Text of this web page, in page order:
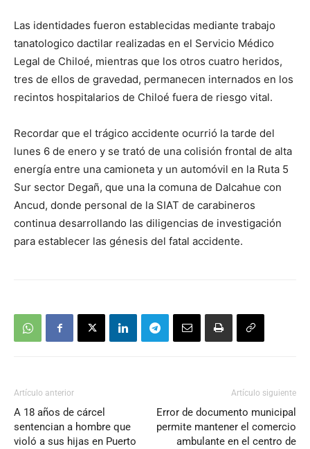
Las identidades fueron establecidas mediante trabajo
tanatologico dactilar realizadas en el Servicio Médico
Legal de Chiloé, mientras que los otros cuatro heridos,
tres de ellos de gravedad, permanecen internados en los
recintos hospitalarios de Chiloé fuera de riesgo vital.
Recordar que el trágico accidente ocurrió la tarde del
lunes 6 de enero y se trató de una colisión frontal de alta
energía entre una camioneta y un automóvil en la Ruta 5
Sur sector Degañ, que una la comuna de Dalcahue con
Ancud, donde personal de la SIAT de carabineros
continua desarrollando las diligencias de investigación
para establecer las génesis del fatal accidente.
Artículo anterior
A 18 años de cárcel
sentencian a hombre que
violó a sus hijas en Puerto
Artículo siguiente
Error de documento municipal
permite mantener el comercio
ambulante en el centro de